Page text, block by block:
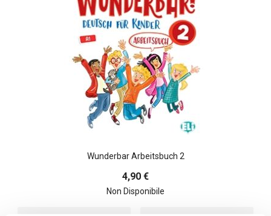
Wunderbar Arbeitsbuch 2
4,90 €
Non Disponibile